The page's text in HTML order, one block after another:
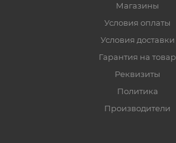
Магазины
Условия оплаты
Условия доставки
Гарантия на товар
Реквизиты
Политика
Производители